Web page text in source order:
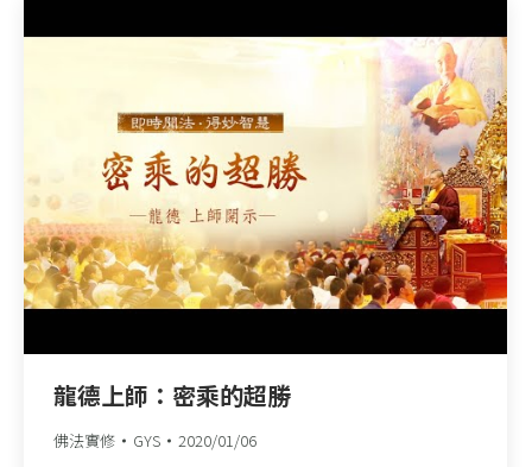
龍德上師：密乘的超勝
佛法實修 GYS 2020/01/06